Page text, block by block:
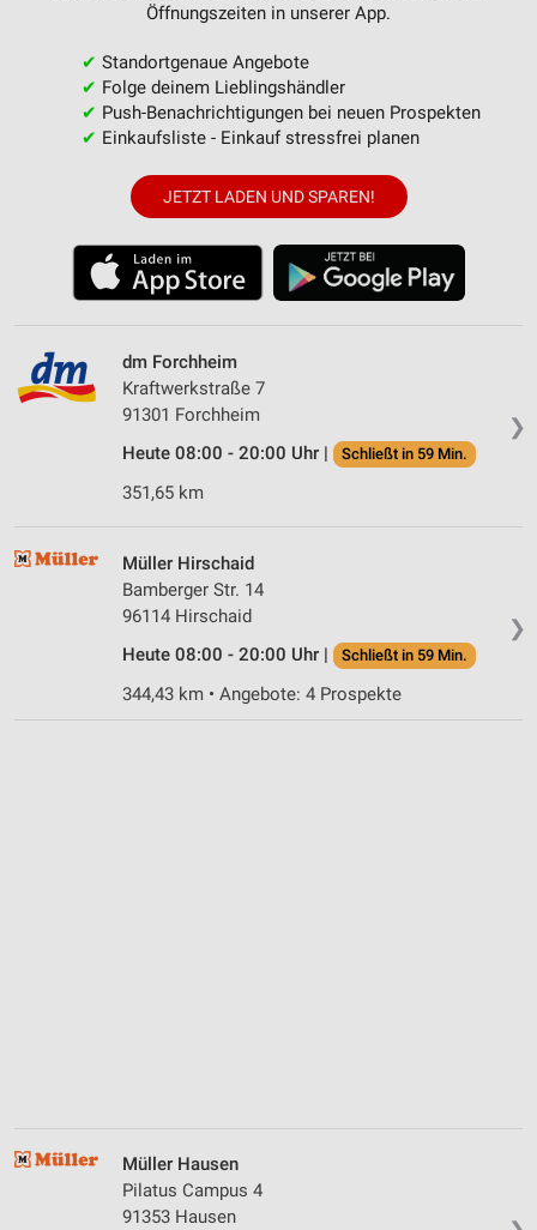
Öffnungszeiten in unserer App.
✔ Standortgenaue Angebote
✔ Folge deinem Lieblingshändler
✔ Push-Benachrichtigungen bei neuen Prospekten
✔ Einkaufsliste - Einkauf stressfrei planen
JETZT LADEN UND SPAREN!
❯
dm Forchheim
Kraftwerkstraße 7
91301 Forchheim
Heute 08:00 - 20:00 Uhr |
Schließt in 59 Min.
351,65 km
❯
Müller Hirschaid
Bamberger Str. 14
96114 Hirschaid
Heute 08:00 - 20:00 Uhr |
Schließt in 59 Min.
344,43 km • Angebote: 4 Prospekte
Müller Hausen
Pilatus Campus 4
91353 Hausen